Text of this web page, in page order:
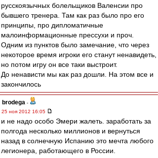
русскоязычных болельщиков Валенсии про
бывшего тренера. Там как раз было про его
принципы, про дипломатичные
малоинформационные прессухи и проч.
Одним из пунктов было замечание, что через
некоторое время игроки его станут ненавидеть,
но потом игру он все таки выстроит.
До ненависти мы как раз дошли. На этом все и
закончилось
brodega -
25 ноя 2012 16:05
и не надо особо Эмери жалеть. заработать за
полгода несколько миллионов и вернуться
назад в солнечную Испанию это мечта любого
легионера, работающего в России.